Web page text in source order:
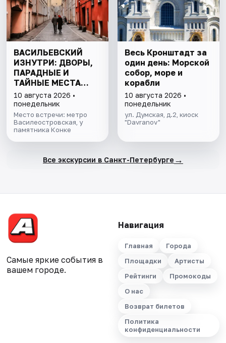
ВАСИЛЬЕВСКИЙ
ИЗНУТРИ: ДВОРЫ,
ПАРАДНЫЕ И
ТАЙНЫЕ МЕСТА
ОСТРОВА
10 августа 2026 •
понедельник
Место встречи: метро
Василеостровская, у
памятника Конке
Весь Кронштадт за
один день: Морской
собор, море и
корабли
10 августа 2026 •
понедельник
ул. Думская, д.2, киоск
"Davranov"
Все экскурсии в Санкт-Петербурге →
Самые яркие события в
вашем городе.
Навигация
Главная
Города
Площадки
Артисты
Рейтинги
Промокоды
О нас
Возврат билетов
Политика
конфиденциальности